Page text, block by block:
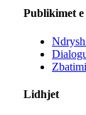
Publikimet
Lidhjet